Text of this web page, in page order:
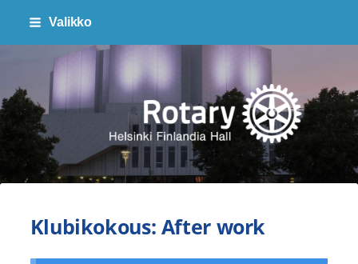
Siirry
sivun
sisältöön
Valikko
Finlandia Hall Rotaryklubi ry
Klubikokous: After work